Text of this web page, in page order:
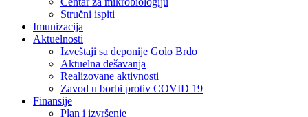
Stručni ispiti
Imunizacija
Aktuelnosti
Izveštaji sa deponije Golo Brdo
Aktuelna dešavanja
Realizovane aktivnosti
Zavod u borbi protiv COVID 19
Finansije
Plan i izvršenje